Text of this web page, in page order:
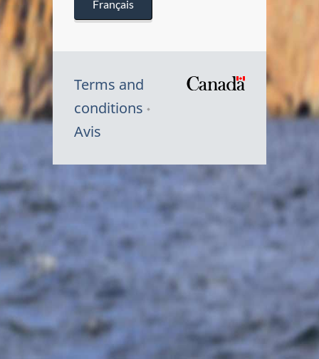
Français
Terms and
conditions
Avis
Symbole
Canada